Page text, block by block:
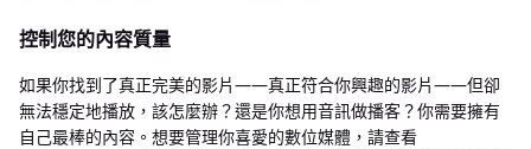
控制您的內容質量
如果你找到了真正完美的影片——真正符合你興趣的影片——但卻
無法穩定地播放，該怎麼辦？還是你想用音訊做播客？你需要擁有
自己最棒的內容。想要管理你喜愛的數位媒體，請查看